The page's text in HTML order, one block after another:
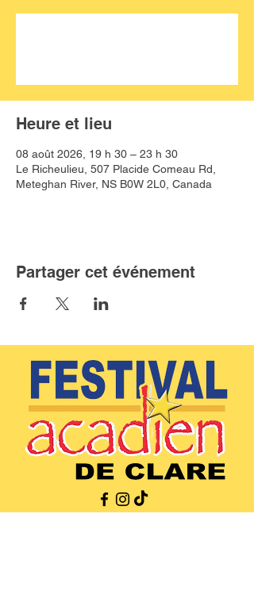
Heure et lieu
08 août 2026, 19 h 30 – 23 h 30
Le Richeulieu, 507 Placide Comeau Rd,
Meteghan River, NS B0W 2L0, Canada
Partager cet événement